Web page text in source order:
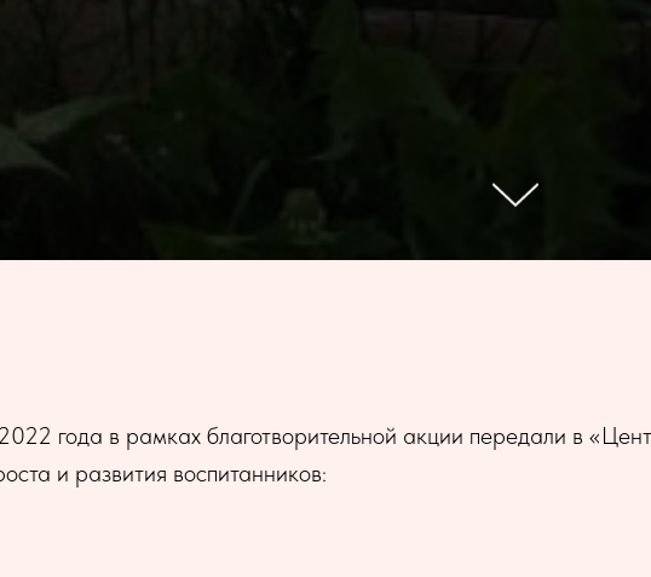
года в рамках благотворительной акции передали в
и развития воспитанников: